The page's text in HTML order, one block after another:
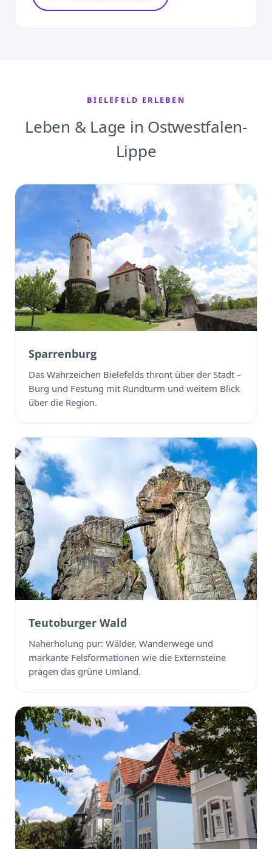
BIELEFELD ERLEBEN
Leben & Lage in Ostwestfalen-
Lippe
Sparrenburg
Das Wahrzeichen Bielefelds thront über der Stadt –
Burg und Festung mit Rundturm und weitem Blick
über die Region.
Teutoburger Wald
Naherholung pur: Wälder, Wanderwege und
markante Felsformationen wie die Externsteine
prägen das grüne Umland.